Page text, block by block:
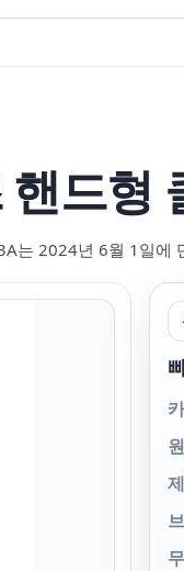
드형
는 2024년 6월 1일에